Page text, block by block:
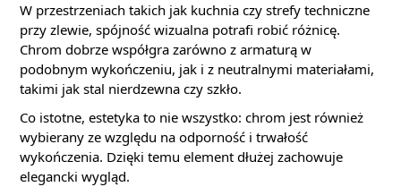
W przestrzeniach takich jak kuchnia czy strefy techniczne
przy zlewie, spójność wizualna potrafi robić różnicę.
Chrom dobrze współgra zarówno z armaturą w
podobnym wykończeniu, jak i z neutralnymi materiałami,
takimi jak stal nierdzewna czy szkło.
Co istotne, estetyka to nie wszystko: chrom jest również
wybierany ze względu na odporność i trwałość
wykończenia. Dzięki temu element dłużej zachowuje
elegancki wygląd.